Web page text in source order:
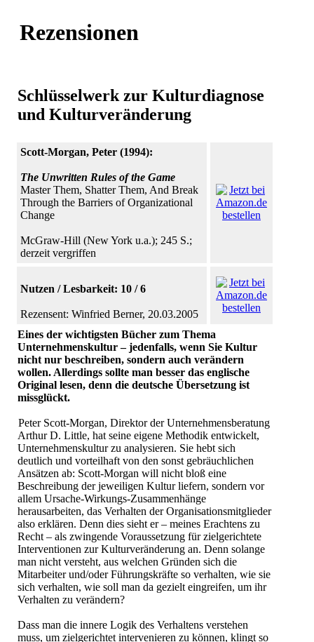
Rezensionen
Schlüsselwerk zur Kulturdiagnose
und Kulturveränderung
Scott-Morgan, Peter (1994):
The Unwritten Rules of the Game
Master Them, Shatter Them, And Break
Through the Barriers of Organizational
Change
McGraw-Hill (New York u.a.); 245 S.;
derzeit vergriffen
Nutzen / Lesbarkeit: 10 / 6
Rezensent: Winfried Berner, 20.03.2005
Eines der wichtigsten Bücher zum Thema
Unternehmenskultur – jedenfalls, wenn Sie Kultur
nicht nur beschreiben, sondern auch verändern
wollen. Allerdings sollte man besser das englische
Original lesen, denn die deutsche Übersetzung ist
missglückt.
Peter Scott-Morgan, Direktor der Unternehmensberatung
Arthur D. Little, hat seine eigene Methodik entwickelt,
Unternehmenskultur zu analysieren. Sie hebt sich
deutlich und vorteilhaft von den sonst gebräuchlichen
Ansätzen ab: Scott-Morgan will nicht bloß eine
Beschreibung der jeweiligen Kultur liefern, sondern vor
allem Ursache-Wirkungs-Zusammenhänge
herausarbeiten, das Verhalten der Organisationsmitglieder
also erklären. Denn dies sieht er – meines Erachtens zu
Recht – als zwingende Voraussetzung für zielgerichtete
Interventionen zur Kulturveränderung an. Denn solange
man nicht versteht, aus welchen Gründen sich die
Mitarbeiter und/oder Führungskräfte so verhalten, wie sie
sich verhalten, wie soll man da gezielt eingreifen, um ihr
Verhalten zu verändern?
Dass man die innere Logik des Verhaltens verstehen
muss, um zielgerichtet intervenieren zu können, klingt so